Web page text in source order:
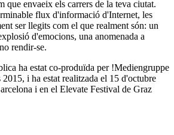
que envaeix els carrers de la teva ciutat.
flux d'informació d'Internet, les
ser llegits com el que realment són: un
d'emocions, una anomenada a
rendir-se.
ha estat co-produïda per !Mediengruppe
i ha estat realitzada el 15 d'octubre
i en el Elevate Festival de Graz